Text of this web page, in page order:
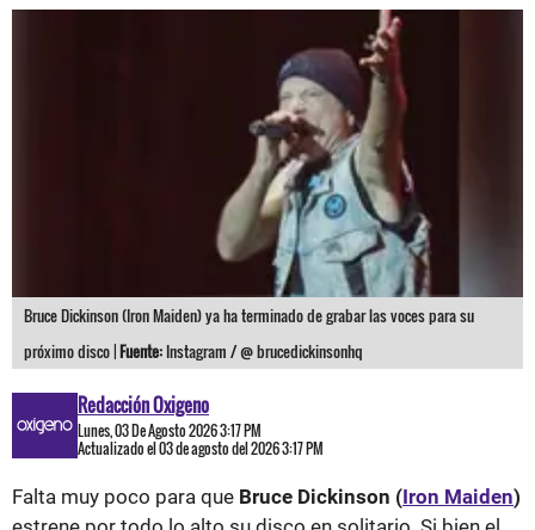
Bruce Dickinson (Iron Maiden) ya ha terminado de grabar las voces para su
próximo disco |Fuente: Instagram / @ brucedickinsonhq
Redacción Oxigeno
Lunes, 03 De Agosto 2026 3:17 PM
Actualizado el 03 de agosto del 2026 3:17 PM
Falta muy poco para que Bruce Dickinson (Iron Maiden)